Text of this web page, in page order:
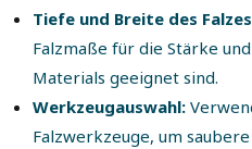
Tiefe und Breite des
Falzmaße für die Stärke
Materials geeignet sind.
Werkzeugauswahl:
Falzwerkzeuge, um